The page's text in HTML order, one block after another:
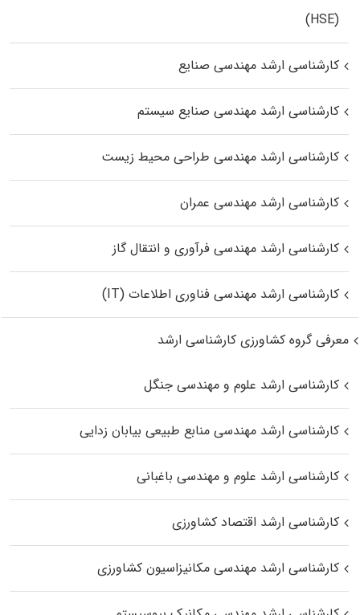
(HSE)
کارشناسی ارشد مهندسی صنایع
کارشناسی ارشد مهندسی صنایع سیستم
کارشناسی ارشد مهندسی طراحی محیط زیست
کارشناسی ارشد مهندسی عمران
کارشناسی ارشد مهندسی فرآوری و انتقال گاز
کارشناسی ارشد مهندسی فناوری اطلاعات (IT)
معرفی گروه کشاورزی کارشناسی ارشد
کارشناسی ارشد علوم و مهندسی جنگل
کارشناسی ارشد مهندسی منابع طبیعی بیابان زدایی
کارشناسی ارشد علوم و مهندسی باغبانی
کارشناسی ارشد اقتصاد کشاورزی
کارشناسی ارشد مهندسی مکانیزاسیون کشاورزی